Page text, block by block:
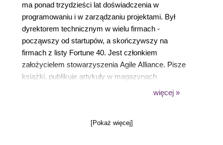
ma ponad trzydzieści lat doświadczenia w
programowaniu i w zarządzaniu projektami. Był
dyrektorem technicznym w wielu firmach -
począwszy od startupów, a skończywszy na
firmach z listy Fortune 40. Jest członkiem
założycielem stowarzyszenia Agile Alliance. Pisze
książki, publikuje artykuły w magazynach
branżowych i regularnie wygłasza referaty nawięcej »
[Pokaż więcej]